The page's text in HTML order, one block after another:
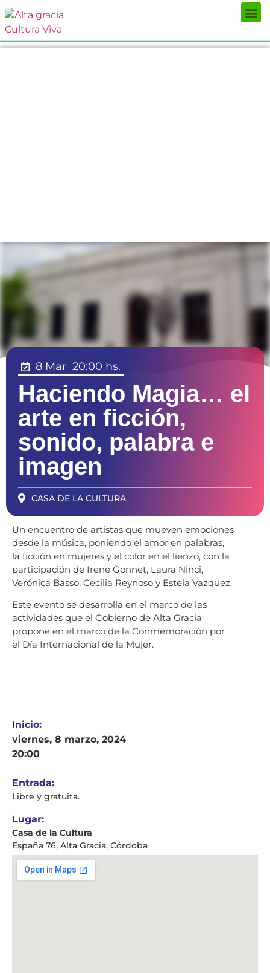
8 Mar 20:00 hs.
Haciendo Magia… el
arte en ficción,
sonido, palabra e
imagen
CASA DE LA CULTURA
Un encuentro de artistas que mueven emociones
desde la música, poniendo el amor en palabras,
la ficción en mujeres y el color en el lienzo, con la
participación de Irene Gonnet, Laura Ninci,
Verónica Basso, Cecilia Reynoso y Estela Vazquez.
Este evento se desarrolla en el marco de las
actividades que el Gobierno de Alta Gracia
propone en el marco de la Conmemoración por
el Día Internacional de la Mujer.
Inicio:
viernes, 8 marzo, 2024
20:00
Entrada:
Libre y gratuita.
Lugar:
Casa de la Cultura
España 76, Alta Gracia, Córdoba